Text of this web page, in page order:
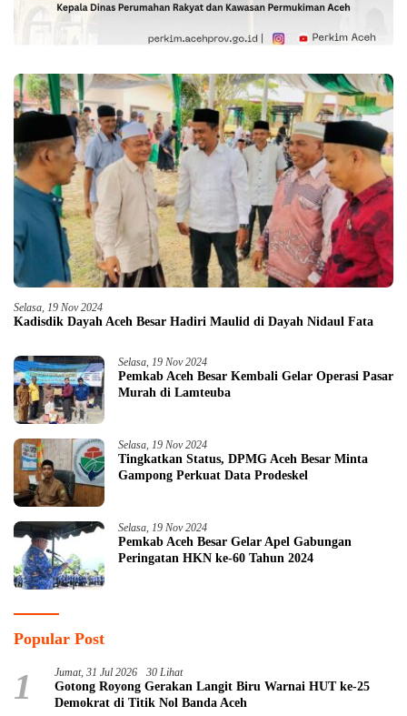
Selasa, 19 Nov 2024
Kadisdik Dayah Aceh Besar Hadiri Maulid di Dayah Nidaul Fata
Selasa, 19 Nov 2024
Pemkab Aceh Besar Kembali Gelar Operasi Pasar
Murah di Lamteuba
Selasa, 19 Nov 2024
Tingkatkan Status, DPMG Aceh Besar Minta
Gampong Perkuat Data Prodeskel
Selasa, 19 Nov 2024
Pemkab Aceh Besar Gelar Apel Gabungan
Peringatan HKN ke-60 Tahun 2024
Popular Post
1 Jumat, 31 Jul 2026 30 Lihat
Gotong Royong Gerakan Langit Biru Warnai HUT ke-25
Demokrat di Titik Nol Banda Aceh